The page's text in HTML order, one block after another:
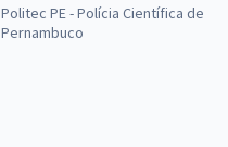
Politec PE - Polícia Científica de
Pernambuco